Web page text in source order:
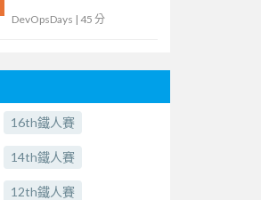
DevOpsDays | 45 分
16th鐵人賽
14th鐵人賽
12th鐵人賽